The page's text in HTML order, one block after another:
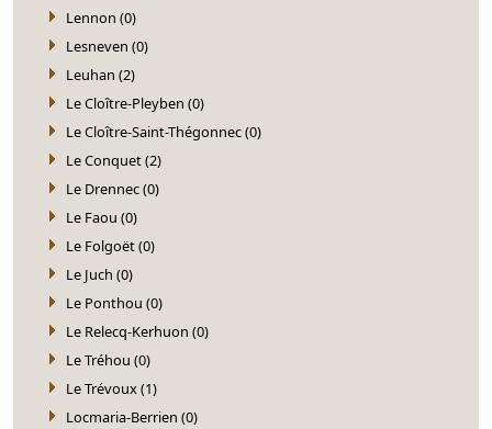
Lennon (0)
Lesneven (0)
Leuhan (2)
Le Cloître-Pleyben (0)
Le Cloître-Saint-Thégonnec (0)
Le Conquet (2)
Le Drennec (0)
Le Faou (0)
Le Folgoët (0)
Le Juch (0)
Le Ponthou (0)
Le Relecq-Kerhuon (0)
Le Tréhou (0)
Le Trévoux (1)
Locmaria-Berrien (0)